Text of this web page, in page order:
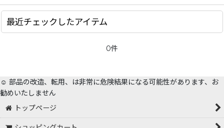
最近チェックしたアイテム
0件
☺️ 部品の改造、転用、は非常に危険結果になる可能性があります、お
勧めいたしません
トップページ